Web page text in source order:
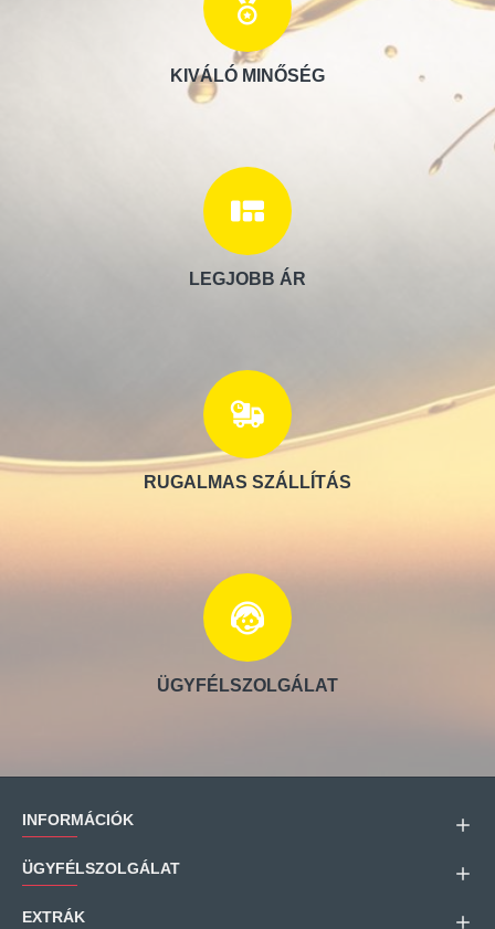
KIVÁLÓ MINŐSÉG
LEGJOBB ÁR
RUGALMAS SZÁLLÍTÁS
ÜGYFÉLSZOLGÁLAT
INFORMÁCIÓK
ÜGYFÉLSZOLGÁLAT
EXTRÁK